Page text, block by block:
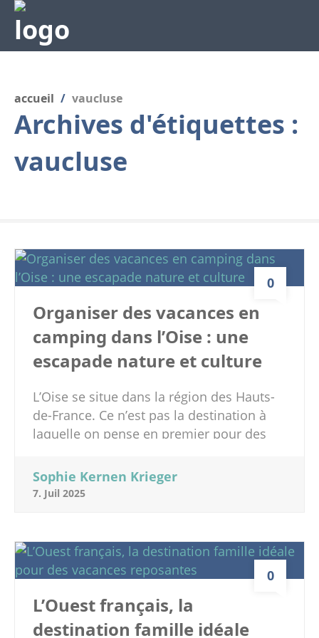
accueil / vaucluse
Archives d'étiquettes :
vaucluse
Organiser des vacances en
camping dans l’Oise : une
escapade nature et culture
0
L’Oise se situe dans la région des Hauts-
de-France. Ce n’est pas la destination à
laquelle on pense en premier pour des
département est riche en histoire, en
culture et il offre des paysages naturels
mobilhome ou l’attrait des logements
insolites en pleine nature nous avons ce
qu’il vous faut ! En effet, le camping de Le
Trye est une chouette adresse avec des
enfants. Nous vous invitons à découvrir
Sophie Kernen Krieger
7. Juil 2025
L’Ouest français, la
destination famille idéale
0